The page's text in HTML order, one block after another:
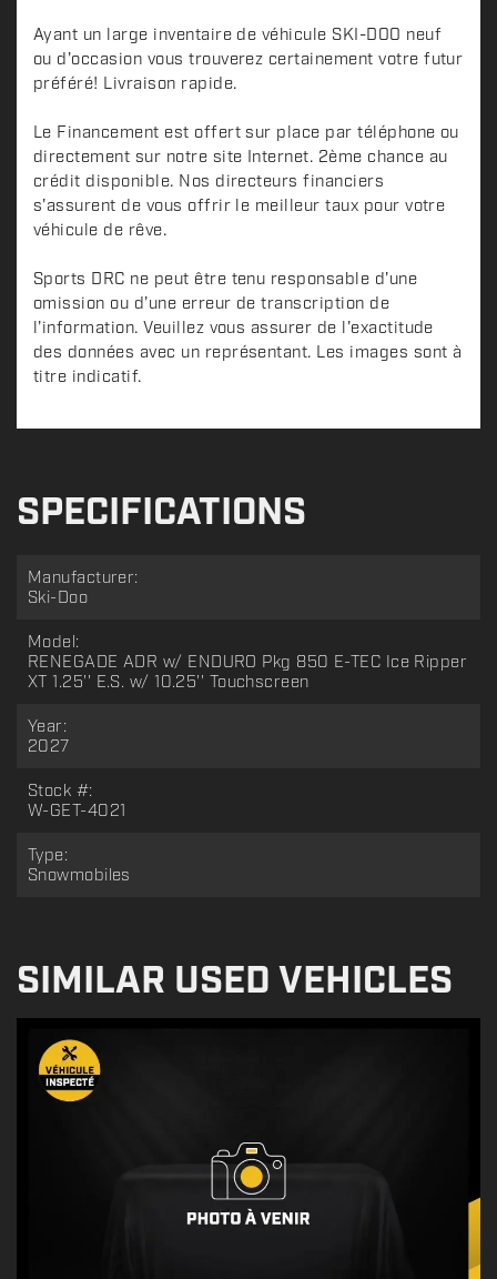
Ayant un large inventaire de véhicule SKI-DOO neuf
ou d'occasion vous trouverez certainement votre futur
préféré! Livraison rapide.
Le Financement est offert sur place par téléphone ou
directement sur notre site Internet. 2ème chance au
crédit disponible. Nos directeurs financiers
s'assurent de vous offrir le meilleur taux pour votre
véhicule de rêve.
Sports DRC ne peut être tenu responsable d'une
omission ou d'une erreur de transcription de
l'information. Veuillez vous assurer de l'exactitude
des données avec un représentant. Les images sont à
titre indicatif.
SPECIFICATIONS
Manufacturer:
Ski-Doo
Model:
RENEGADE ADR w/ ENDURO Pkg 850 E-TEC Ice Ripper
XT 1.25'' E.S. w/ 10.25'' Touchscreen
Year:
2027
Stock #:
W-GET-4021
Type:
Snowmobiles
SIMILAR USED VEHICLES